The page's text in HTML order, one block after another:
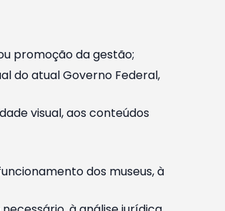
promoção da gestão;
do atual Governo Federal,
visual, aos conteúdos
dos museus, à